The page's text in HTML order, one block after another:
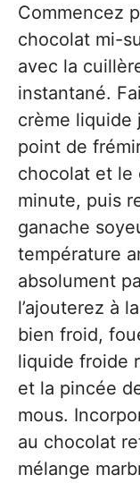
Commencez
chocolat mi-
avec la
instantané.
crème liquide
point de
chocolat et le
minute, puis
ganache
température
absolument
l’ajouterez à
bien froid,
liquide froide
et la pincée
mous.
au chocolat
mélange